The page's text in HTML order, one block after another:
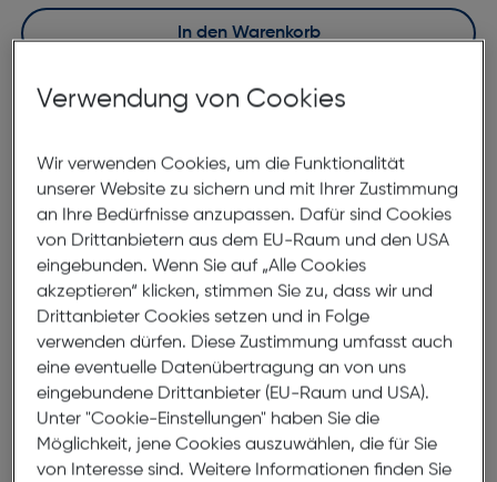
Sofort kaufen
In den Warenkorb
merken
Lagernd | 6 bis 8 Werktage Lieferzeit
Nach Hause liefern
Selbstabholung in Verfügbarkeit prüfen
Produktbeschreibung
Rayovac 312 UltraProline Mercury
Free 6er Hörgerätebatterien
ArtNr.: 930000274
Verwendung von Cookies
Wir verwenden Cookies, um die Funktionalität
unserer Website zu sichern und mit Ihrer Zustimmung
an Ihre Bedürfnisse anzupassen. Dafür sind Cookies
von Drittanbietern aus dem EU-Raum und den USA
eingebunden. Wenn Sie auf „Alle Cookies
akzeptieren“ klicken, stimmen Sie zu, dass wir und
Drittanbieter Cookies setzen und in Folge
verwenden dürfen. Diese Zustimmung umfasst auch
eine eventuelle Datenübertragung an von uns
eingebundene Drittanbieter (EU-Raum und USA).
Unter "Cookie-Einstellungen" haben Sie die
Möglichkeit, jene Cookies auszuwählen, die für Sie
von Interesse sind. Weitere Informationen finden Sie